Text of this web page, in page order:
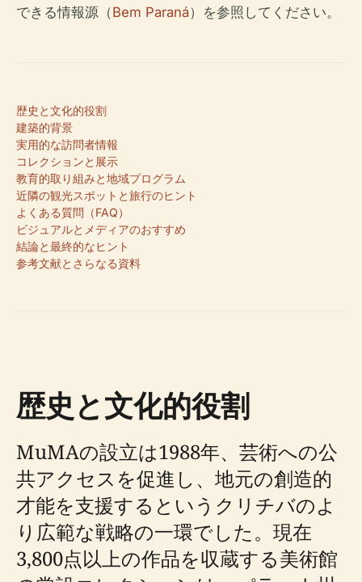
できる情報源（Bem Paraná）を参照してください。
歴史と文化的役割
建築的背景
実用的な訪問者情報
コレクションと展示
教育的取り組みと地域プログラム
近隣の観光スポットと旅行のヒント
よくある質問（FAQ）
ビジュアルとメディアのおすすめ
結論と最終的なヒント
参考文献とさらなる資料
歴史と文化的役割
MuMAの設立は1988年、芸術への公
共アクセスを促進し、地元の創造的
才能を支援するというクリチバのよ
り広範な戦略の一環でした。現在
3,800点以上の作品を収蔵する美術館